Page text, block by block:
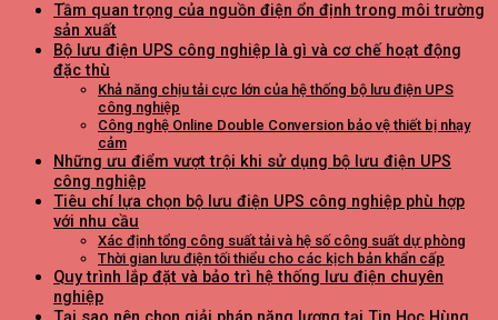
Tầm quan trọng của nguồn điện ổn định trong môi trường
sản xuất
Bộ lưu điện UPS công nghiệp là gì và cơ chế hoạt động
đặc thù
Khả năng chịu tải cực lớn của hệ thống bộ lưu điện UPS
công nghiệp
Công nghệ Online Double Conversion bảo vệ thiết bị nhạy
cảm
Những ưu điểm vượt trội khi sử dụng bộ lưu điện UPS
công nghiệp
Tiêu chí lựa chọn bộ lưu điện UPS công nghiệp phù hợp
với nhu cầu
Xác định tổng công suất tải và hệ số công suất dự phòng
Thời gian lưu điện tối thiểu cho các kịch bản khẩn cấp
Quy trình lắp đặt và bảo trì hệ thống lưu điện chuyên
nghiệp